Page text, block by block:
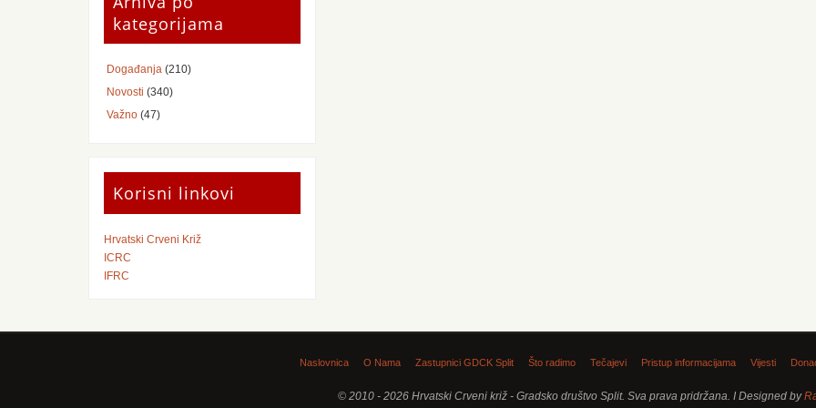
kategorijama
Događanja(210)
Novosti (340)
Važno(47)
Korisni linkovi
Hrvatski Crveni Križ
ICRC
IFRC
Naslovnica O Nama Zastupnici GDCK Split Što radimo Tečajevi Pristup informacijama Vijesti
© 2010 - 2026 Hrvatski Crveni križ - Gradsko društvo Split. Sva prava pridržana. I Designed by